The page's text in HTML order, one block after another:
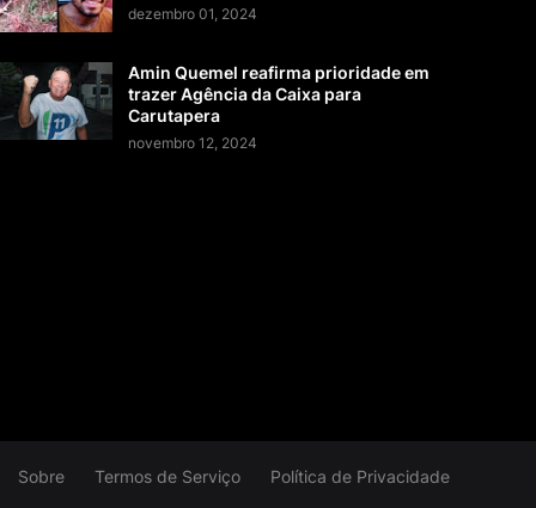
dezembro 01, 2024
Amin Quemel reafirma prioridade em
trazer Agência da Caixa para
Carutapera
novembro 12, 2024
Sobre Termos de Serviço Política de Privacidade